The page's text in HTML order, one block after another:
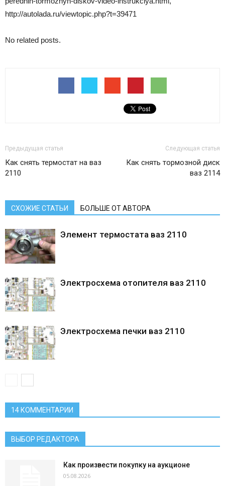
http://autolada.ru/viewtopic.php?t=39471
No related posts.
Предыдущая статья
Как снять термостат на ваз
2110
Следующая статья
Как снять тормозной диск
ваз 2114
СХОЖИЕ СТАТЬИ БОЛЬШЕ ОТ АВТОРА
Элемент термостата ваз 2110
Электросхема отопителя ваз 2110
Электросхема печки ваз 2110
14 КОММЕНТАРИИ
ВЫБОР РЕДАКТОРА
Как произвести покупку на аукционе
05.08.2026